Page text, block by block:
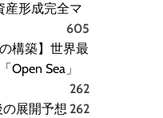
産形成完全マ
605
構築】世界最
Open Sea」
262
の展開予想 262